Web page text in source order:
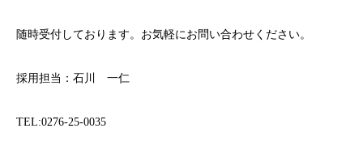
随時受付しております。お気軽にお問い合わせください。
採用担当：石川 一仁
TEL:0276-25-0035